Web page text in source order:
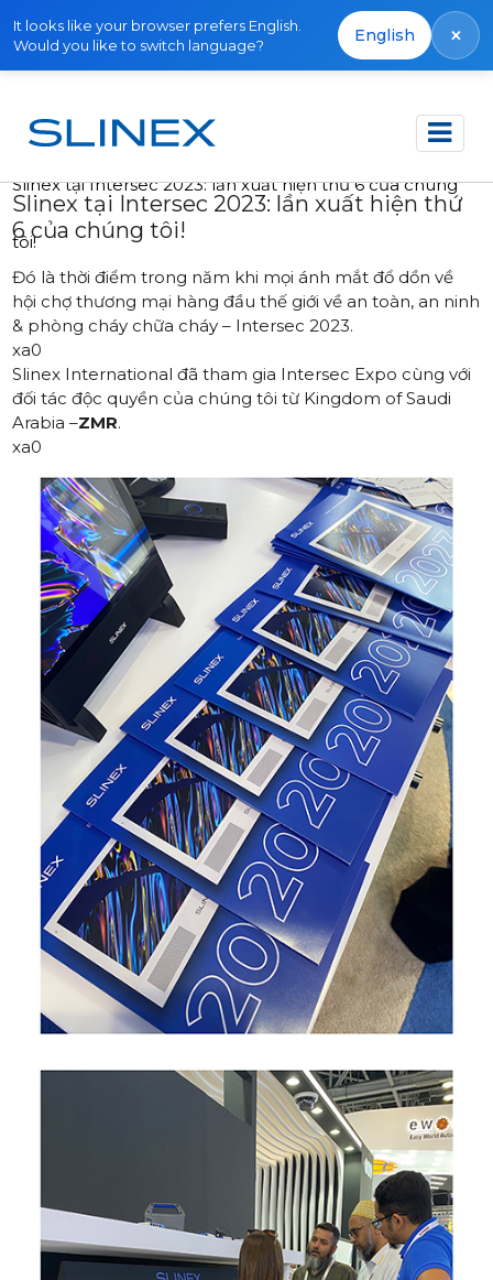
It looks like your browser prefers English.
Would you like to switch language?
English ×
Trang chủ Tin tức
Slinex tại Intersec 2023: lần xuất hiện thứ 6 của chúng
tôi!
Slinex tại Intersec 2023: lần xuất hiện thứ
6 của chúng tôi!
Đó là thời điểm trong năm khi mọi ánh mắt đổ dồn về
hội chợ thương mại hàng đầu thế giới về an toàn, an ninh
& phòng cháy chữa cháy – Intersec 2023.
xa0
Slinex International đã tham gia Intersec Expo cùng với
đối tác độc quyền của chúng tôi từ Kingdom of Saudi
Arabia –ZMR.
xa0